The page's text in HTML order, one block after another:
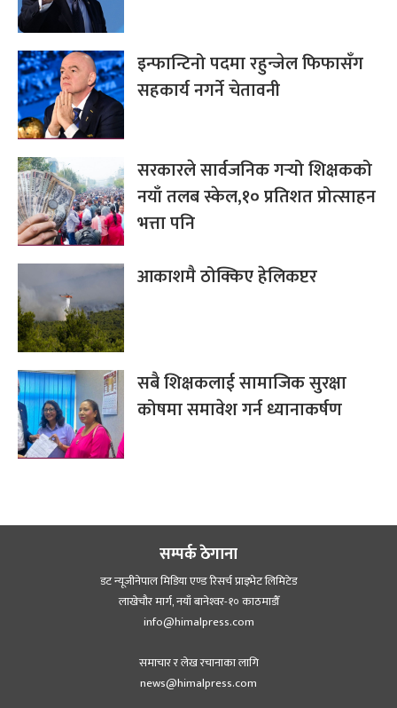
इन्फान्टिनो पदमा रहुन्जेल फिफासँग
सहकार्य नगर्ने चेतावनी
सरकारले सार्वजनिक गर्‍यो शिक्षकको
नयाँ तलब स्केल,१० प्रतिशत प्रोत्साहन
भत्ता पनि
आकाशमै ठोक्किए हेलिकप्टर
सबै शिक्षकलाई सामाजिक सुरक्षा
कोषमा समावेश गर्न ध्यानाकर्षण
सम्पर्क ठेगाना
डट न्यूजीनेपाल मिडिया एण्ड रिसर्च प्राइभेट लिमिटेड
लाखेचौर मार्ग, नयाँ बानेश्‍वर-१० काठमाडौँ
info@himalpress.com
समाचार र लेख रचानाका लागि
news@himalpress.com